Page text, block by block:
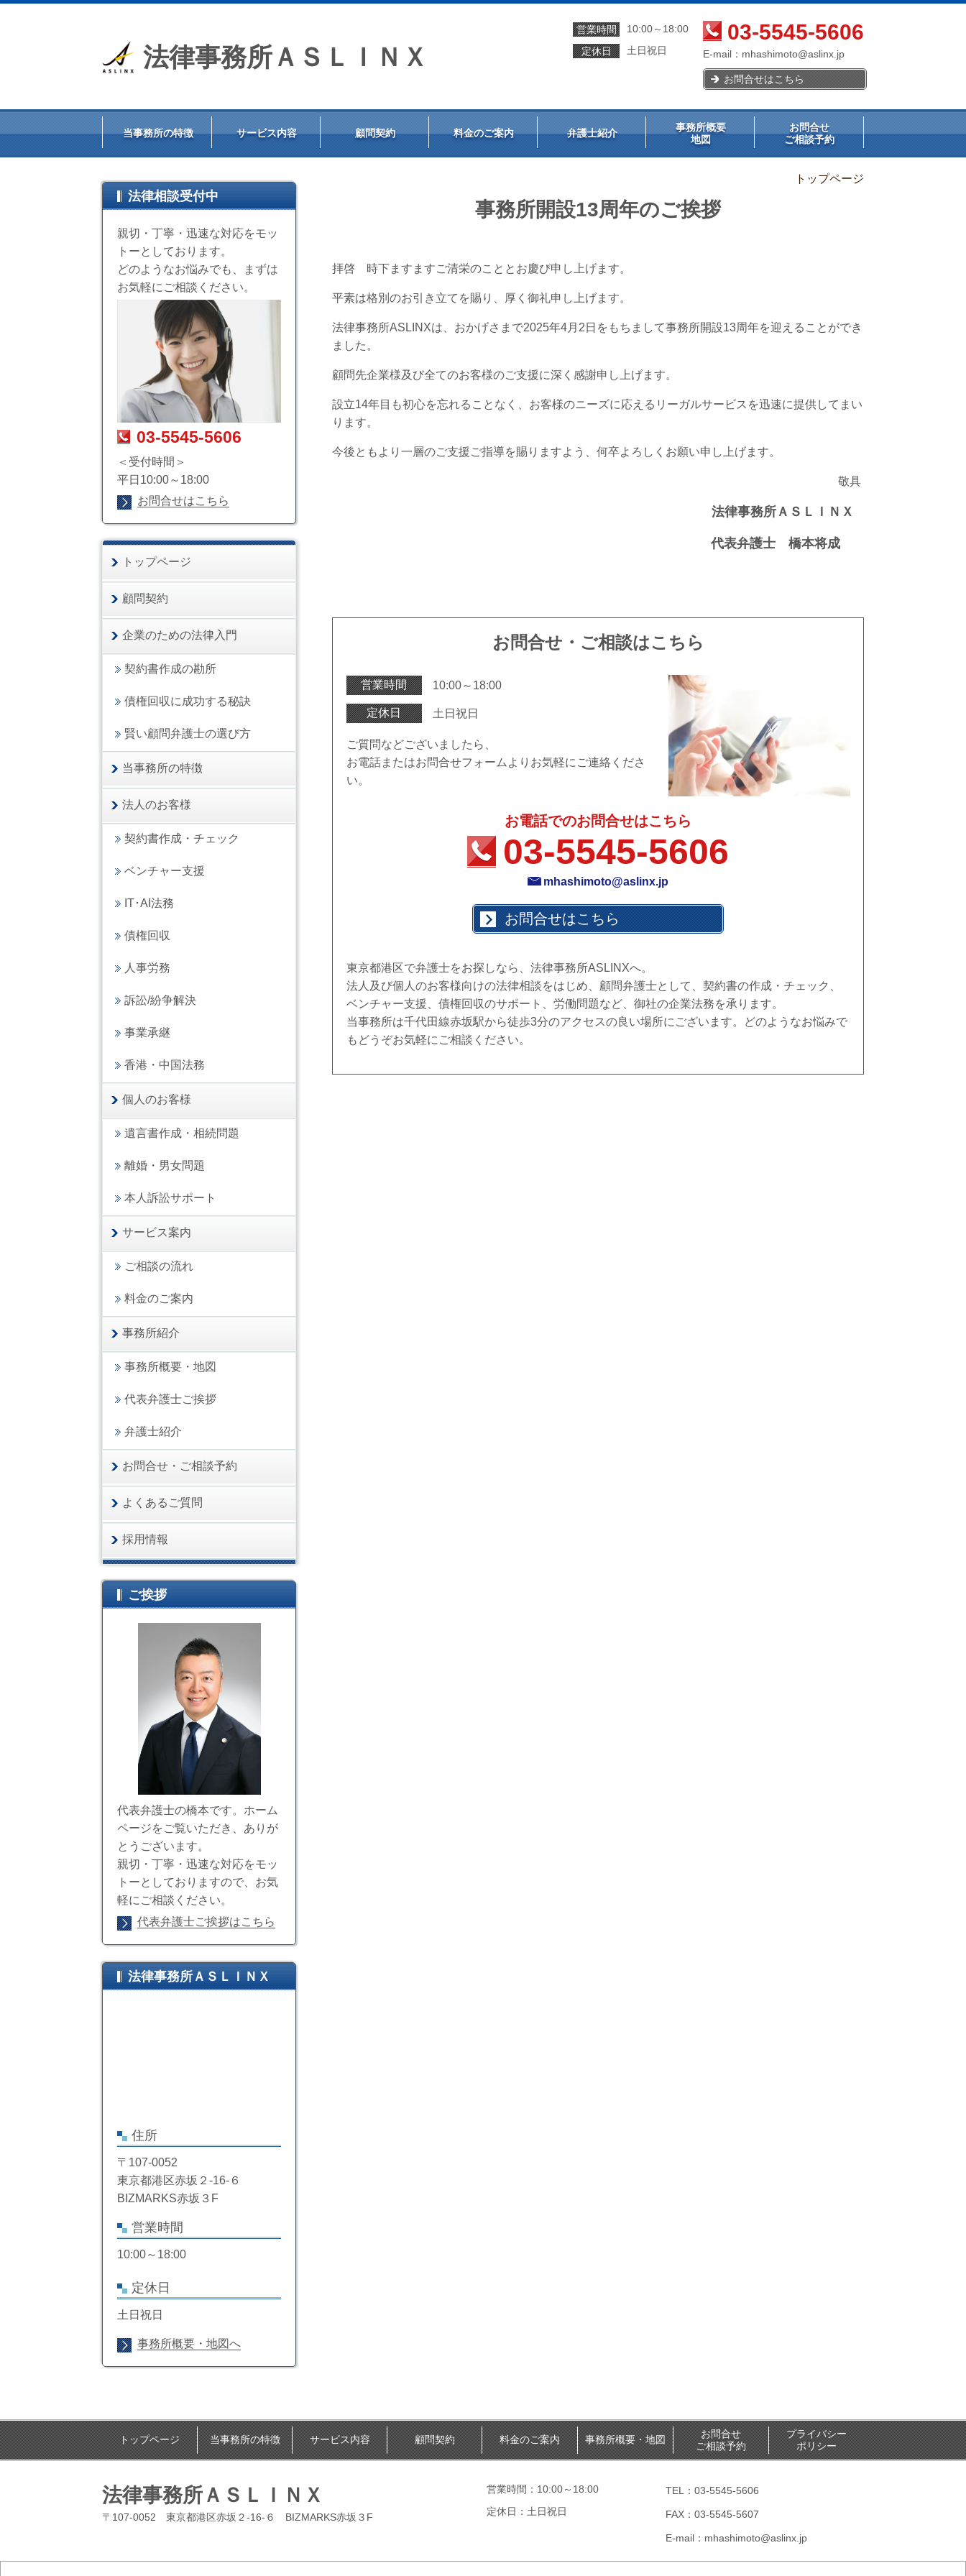
法律事務所ＡＳＬＩＮＸ
営業時間
10:00～18:00
定休日
土日祝日
03-5545-5606
E-mail： mhashimoto@aslinx.jp
お問合せはこちら
当事務所の特徴 サービス内容 顧問契約 料金のご案内 弁護士紹介
事務所概要
地図
お問合せ
ご相談予約
トップページ
事務所開設13周年のご挨拶
拝啓 時下ますますご清栄のこととお慶び申し上げます。
平素は格別のお引き立てを賜り、厚く御礼申し上げます。
法律事務所ASLINXは、おかげさまで2025年4月2日をもちまして事務所開設13周年を迎えることができ
ました。
顧問先企業様及び全てのお客様のご支援に深く感謝申し上げます。
設立14年目も初心を忘れることなく、お客様のニーズに応えるリーガルサービスを迅速に提供してまい
ります。
今後ともより一層のご支援ご指導を賜りますよう、何卒よろしくお願い申し上げます。
敬具
法律事務所ＡＳＬＩＮＸ
代表弁護士 橋本将成
お問合せ・ご相談はこちら
営業時間 10:00～18:00
定休日 土日祝日
ご質問などございましたら、
お電話またはお問合せフォームよりお気軽にご連絡くださ
い。
お電話でのお問合せはこちら
03-5545-5606
mhashimoto@aslinx.jp
お問合せはこちら
東京都港区で弁護士をお探しなら、法律事務所ASLINXへ。
法人及び個人のお客様向けの法律相談をはじめ、顧問弁護士として、契約書の作成・チェック、
ベンチャー支援、債権回収のサポート、労働問題など、御社の企業法務を承ります。
当事務所は千代田線赤坂駅から徒歩3分のアクセスの良い場所にございます。
どのようなお悩みで
もどうぞお気軽にご相談ください。
法律相談受付中
親切・丁寧・迅速な対応をモッ
トーとしております。
どのようなお悩みでも、まずは
お気軽にご相談ください。
03-5545-5606
＜受付時間＞
平日10:00～18:00
お問合せはこちら
トップページ
顧問契約
企業のための法律入門
契約書作成の勘所
債権回収に成功する秘訣
賢い顧問弁護士の選び方
当事務所の特徴
法人のお客様
契約書作成・チェック
ベンチャー支援
IT･AI法務
債権回収
人事労務
訴訟/紛争解決
事業承継
香港・中国法務
個人のお客様
遺言書作成・相続問題
離婚・男女問題
本人訴訟サポート
サービス案内
ご相談の流れ
料金のご案内
事務所紹介
事務所概要・地図
代表弁護士ご挨拶
弁護士紹介
お問合せ・ご相談予約
よくあるご質問
採用情報
ご挨拶
代表弁護士の橋本です。ホーム
ページをご覧いただき、ありが
とうございます。
親切・丁寧・迅速な対応をモッ
トーとしておりますので、お気
軽にご相談ください。
代表弁護士ご挨拶はこちら
法律事務所ＡＳＬＩＮＸ
住所
〒107-0052
東京都港区赤坂２-16-６
BIZMARKS赤坂３F
営業時間
10:00～18:00
定休日
土日祝日
事務所概要・地図へ
トップページ 当事務所の特徴 サービス内容 顧問契約 料金のご案内 事務所概要・地図
お問合せ
ご相談予約
プライバシー
ポリシー
法律事務所ＡＳＬＩＮＸ
〒107-0052 東京都港区赤坂２-16-６ BIZMARKS赤坂３F
営業時間：10:00～18:00
定休日：土日祝日
TEL：03-5545-5606
FAX：03-5545-5607
E-mail： mhashimoto@aslinx.jp